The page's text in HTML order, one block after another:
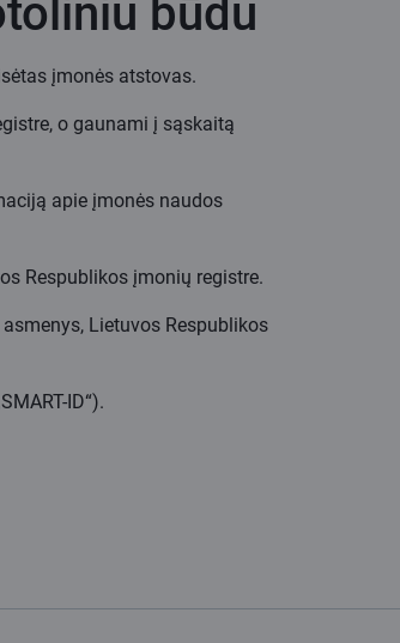
būdu
įmonės atstovas.
o gaunami į sąskaitą
apie įmonės naudos
Respublikos įmonių registre.
Lietuvos Respublikos
ID“).